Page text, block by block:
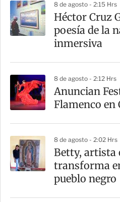
a
r
t
8 de agosto - 2:15 Hrs
Héctor Cruz
poesía de la
inmersiva
8 de agosto - 2:12 Hrs
Anuncian
Flamenco en
8 de agosto - 2:02 Hrs
Betty, artista
transforma
pueblo negro